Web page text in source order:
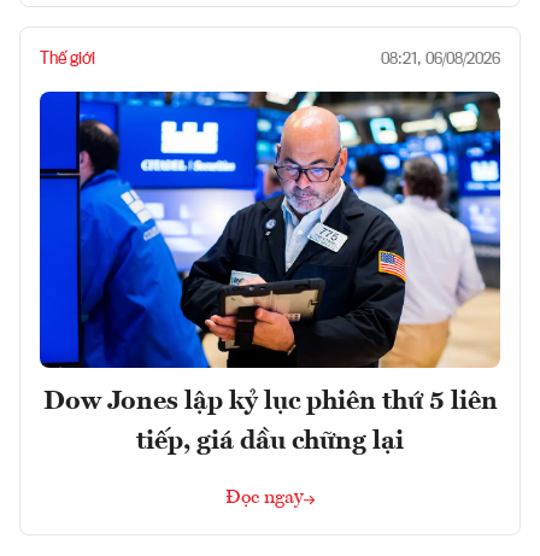
Thế giới 08:21, 06/08/2026
Dow Jones lập kỷ lục phiên thứ 5 liên
tiếp, giá dầu chững lại
Đọc ngay